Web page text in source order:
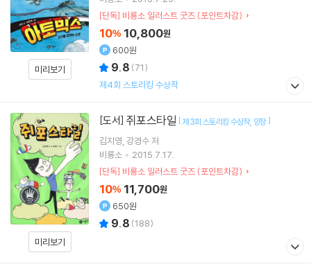
미리보기
[단독] 비룡소 일러스트 굿즈 (포인트차감)
10% 10,800원
600원
9.8 (71)
제4회 스토리킹 수상작
미리보기
[도서] 쥐포스타일 [제3회 스토리킹 수상작 양장]
김지영 강경수저
비룡소
2015.7.17.
[단독] 비룡소 일러스트 굿즈 (포인트차감)
10% 11,700원
650원
9.8 (188)